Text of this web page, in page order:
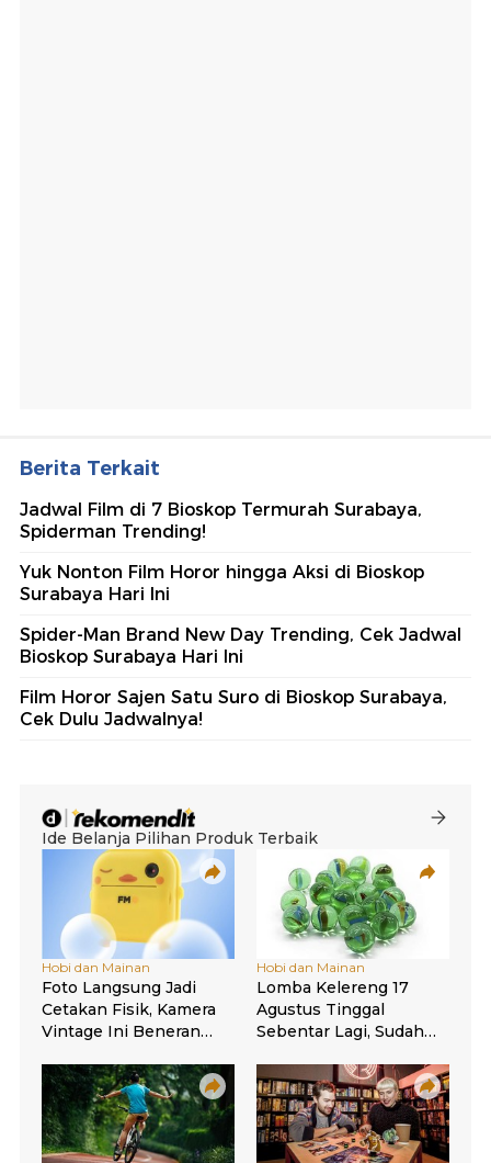
Berita Terkait
Jadwal Film di 7 Bioskop Termurah Surabaya,
Spiderman Trending!
Yuk Nonton Film Horor hingga Aksi di Bioskop
Surabaya Hari Ini
Spider-Man Brand New Day Trending, Cek Jadwal
Bioskop Surabaya Hari Ini
Film Horor Sajen Satu Suro di Bioskop Surabaya,
Cek Dulu Jadwalnya!